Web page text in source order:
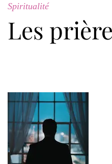
Spiritualité
Les